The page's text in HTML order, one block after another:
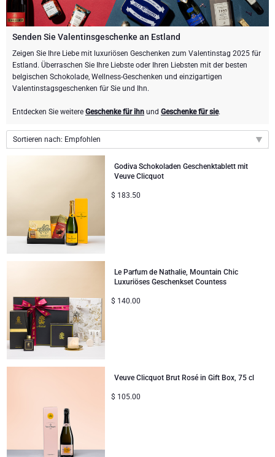
Schokoladen Geschenke
Sweet Gifts
Neuhaus Schokoladen
Corné Port-Royal Belgische Schokoladen
GOURMET GESCHENKE
Gourmet Geschenke
LIFESTYLE
Lifestyle Geschenke
Le Parfum de Nathalie
MARKEN
Cartwright & Butler
Corné Port-Royal Belgische Schokoladen
Godiva Schokoladen
Neuhaus Schokoladen
Trixie Baby & Kinder
Budget-GeschenkeANLÄSSE
Verjaardagsgeschenken
Firmengeschenke
Hochzeitsgeschenke
Proficiat
Bedankgeschenken
Romantische Geschenke
Geschenke für Sie
Geschenke für Ihn
Business Gifts Dienstleistungen
Unternehmenssammlung
Senden Sie Valentinsgeschenke an Estland
Zeigen Sie Ihre Liebe mit luxuriösen Geschenken zum Valentinstag 2025 für
Estland. Überraschen Sie Ihre Liebste oder Ihren Liebsten mit der besten
belgischen Schokolade, Wellness-Geschenken und einzigartigen
Valentinstagsgeschenken für Sie und Ihn.
Entdecken Sie weitere Geschenke für ihn und Geschenke für sie.
Sortieren nach: Empfohlen
Preis: niedrigster zuerst
Preis: höchster zuerst
Godiva Schokoladen Geschenktablett mit
Veuve Clicquot
$ 183.50
Le Parfum de Nathalie, Mountain Chic
Luxuriöses Geschenkset Countess
$ 140.00
Veuve Clicquot Brut Rosé in Gift Box, 75 cl
$ 105.00